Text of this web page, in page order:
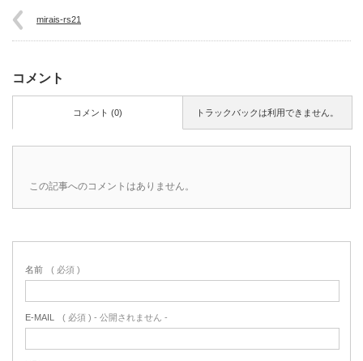
mirais-rs21
コメント
トラックバックは利用できません。
コメント (0)
この記事へのコメントはありません。
名前 ( 必須 )
E-MAIL ( 必須 ) - 公開されません -